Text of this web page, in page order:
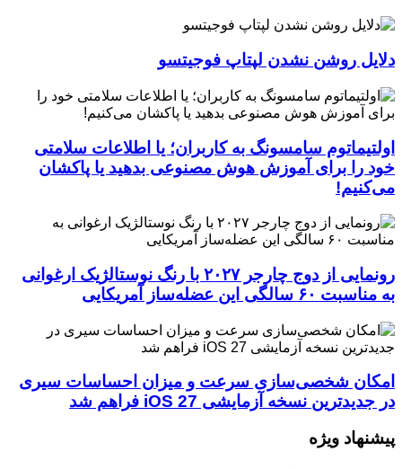
دلایل روشن نشدن لپتاپ فوجیتسو
اولتیماتوم سامسونگ به کاربران؛ یا اطلاعات سلامتی
خود را برای آموزش هوش مصنوعی بدهید یا پاکشان
می‌کنیم!
رونمایی از دوج چارجر ۲۰۲۷ با رنگ نوستالژیک ارغوانی
به مناسبت ۶۰ سالگی این عضله‌ساز آمریکایی
امکان شخصی‌سازی سرعت و میزان احساسات سیری
در جدیدترین نسخه آزمایشی iOS 27 فراهم شد
پیشنهاد ویژه